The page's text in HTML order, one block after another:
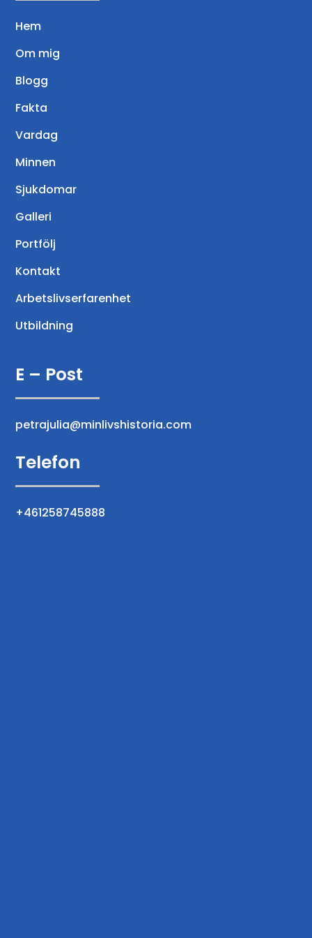
Hem
Om mig
Blogg
Fakta
Vardag
Minnen
Sjukdomar
Galleri
Portfölj
Kontakt
Arbetslivserfarenhet
Utbildning
E – Post
petrajulia@minlivshistoria.com
Telefon
+461258745888